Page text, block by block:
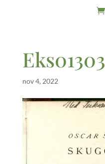
Eks01303
nov 4, 2022